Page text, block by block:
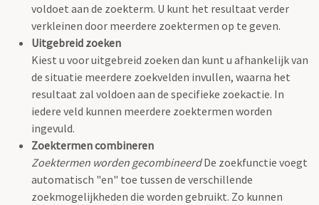
voldoet aan de zoekterm. U kunt het resultaat verder
verkleinen door meerdere zoektermen op te geven.
Uitgebreid zoeken
Kiest u voor uitgebreid zoeken dan kunt u afhankelijk van
de situatie meerdere zoekvelden invullen, waarna het
resultaat zal voldoen aan de specifieke zoekactie. In
iedere veld kunnen meerdere zoektermen worden
ingevuld.
Zoektermen combineren
Zoektermen worden gecombineerdDe zoekfunctie voegt
automatisch "en" toe tussen de verschillende
zoekmogelijkheden die worden gebruikt. Zo kunnen